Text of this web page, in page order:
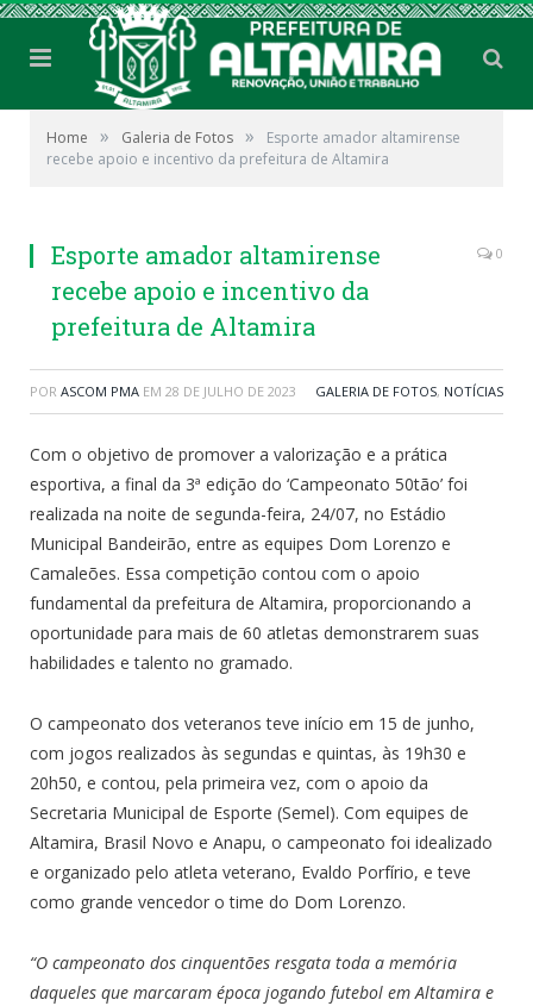
Home » Galeria de Fotos »
Esporte amador altamirense
recebe apoio e incentivo da prefeitura de Altamira
Esporte amador altamirense
recebe apoio e incentivo da
prefeitura de Altamira
0
POR ASCOM PMA EM 28 DE JULHO DE 2023 GALERIA DE FOTOS, NOTÍCIAS
Com o objetivo de promover a valorização e a prática
esportiva, a final da 3ª edição do ‘Campeonato 50tão’ foi
realizada na noite de segunda-feira, 24/07, no Estádio
Municipal Bandeirão, entre as equipes Dom Lorenzo e
Camaleões. Essa competição contou com o apoio
fundamental da prefeitura de Altamira, proporcionando a
oportunidade para mais de 60 atletas demonstrarem suas
habilidades e talento no gramado.
O campeonato dos veteranos teve início em 15 de junho,
com jogos realizados às segundas e quintas, às 19h30 e
20h50, e contou, pela primeira vez, com o apoio da
Secretaria Municipal de Esporte (Semel). Com equipes de
Altamira, Brasil Novo e Anapu, o campeonato foi idealizado
e organizado pelo atleta veterano, Evaldo Porfírio, e teve
como grande vencedor o time do Dom Lorenzo.
“O campeonato dos cinquentões resgata toda a memória
daqueles que marcaram época jogando futebol em Altamira e